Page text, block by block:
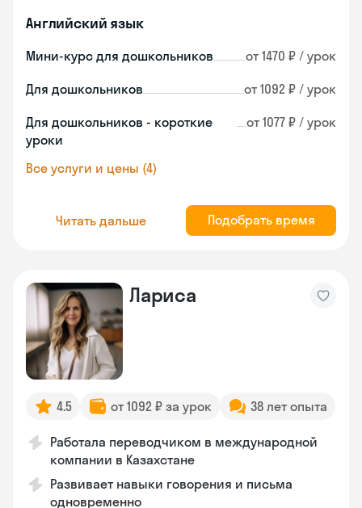
Английский язык
Мини-курс для дошкольников от 1470 ₽ / урок
Для дошкольников от 1092 ₽ / урок
Для дошкольников - короткие
уроки
от 1077 ₽ / урок
Все услуги и цены (4)
Читать дальше Подобрать время
Лариса
4.5 от 1092 ₽ за урок 38 лет опыта
Работала переводчиком в международной
компании в Казахстане
Развивает навыки говорения и письма
одновременно